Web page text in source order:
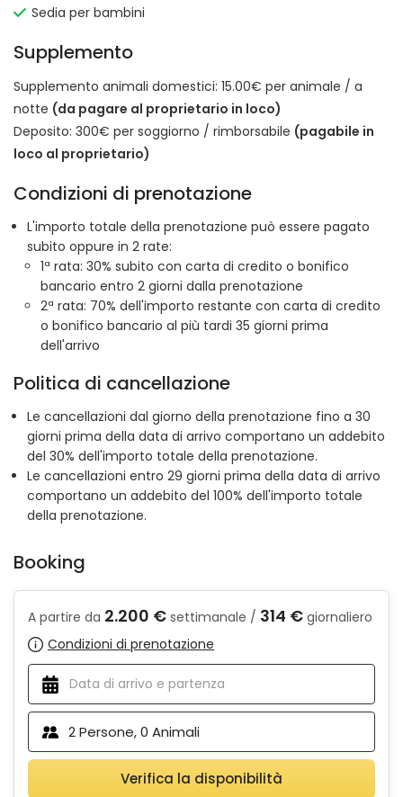
Sedia per bambini
Supplemento
Supplemento animali domestici: 15.00€ per animale / a
notte (da pagare al proprietario in loco)
Deposito: 300€ per soggiorno / rimborsabile (pagabile in
loco al proprietario)
Condizioni di prenotazione
L'importo totale della prenotazione può essere pagato
subito oppure in 2 rate:
1ª rata: 30% subito con carta di credito o bonifico
bancario entro 2 giorni dalla prenotazione
2ª rata: 70% dell'importo restante con carta di credito
o bonifico bancario al più tardi 35 giorni prima
dell'arrivo
Politica di cancellazione
Le cancellazioni dal giorno della prenotazione fino a 30
giorni prima della data di arrivo comportano un addebito
del 30% dell'importo totale della prenotazione.
Le cancellazioni entro 29 giorni prima della data di arrivo
comportano un addebito del 100% dell'importo totale
della prenotazione.
Booking
A partire da 2.200 € settimanale / 314 € giornaliero
Condizioni di prenotazione
2Persone,0 Animali
Verifica la disponibilità